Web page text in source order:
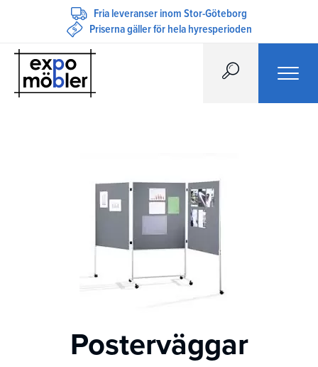
Fria leveranser inom Stor-Göteborg
Priserna gäller för hela hyresperioden
Posterväggar